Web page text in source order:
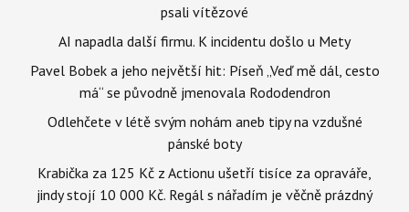
psali vítězové
AI napadla další firmu. K incidentu došlo u Mety
Pavel Bobek a jeho největší hit: Píseň „Veď mě dál, cesto
má“ se původně jmenovala Rododendron
Odlehčete v létě svým nohám aneb tipy na vzdušné
pánské boty
Krabička za 125 Kč z Actionu ušetří tisíce za opraváře,
jindy stojí 10 000 Kč. Regál s nářadím je věčně prázdný